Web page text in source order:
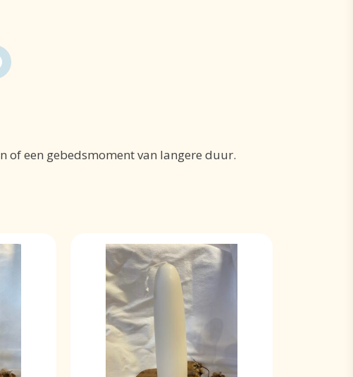
of een gebedsmoment van langere duur.